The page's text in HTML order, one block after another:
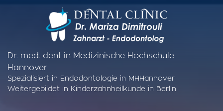
Dr. med. dent in Medizinische Hochschule
Hannover
Spezialisiert in Endodontologie in MHHannover
Weitergebildet in Kinderzahnheilkunde in Berlin